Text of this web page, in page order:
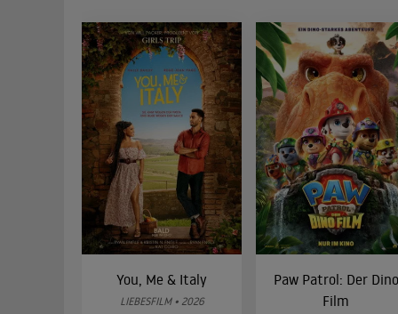
You, Me & Italy
LIEBESFILM • 2026
Paw Patrol: Der Dino
Film